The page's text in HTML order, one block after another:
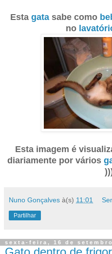
Esta gata sabe como
no
Esta imagem é
diariamente por vários
Nuno Gonçalves à(s) 11:01
Partilhar
sexta-feira, 16 de setembro